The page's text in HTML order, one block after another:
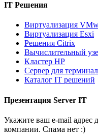
IT Решения
Виртуализация
Виртуализация Esxi
Решения Citrix
Вычислительный
Кластер HP
Сервер для
Каталог IT решений
Презентация Server IT
Укажите ваш e-mail адрес
компании. Спама нет :)